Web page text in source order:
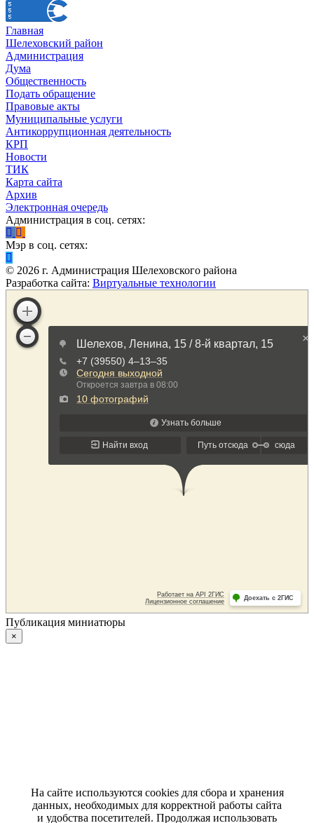
Главная
Шелеховский район
Администрация
Дума
Общественность
Подать обращение
Правовые акты
Муниципальные услуги
Антикоррупционная деятельность
КРП
Новости
ТИК
Карта сайта
Архив
Электронная очередь
Администрация в соц. сетях:
Мэр в соц. сетях:
© 2026 г. Администрация Шелеховского района
Разработка сайта: Виртуальные технологии
Публикация миниатюры
×
На сайте используются cookies для сбора и хранения
данных, необходимых для корректной работы сайта
и удобства посетителей. Продолжая использовать